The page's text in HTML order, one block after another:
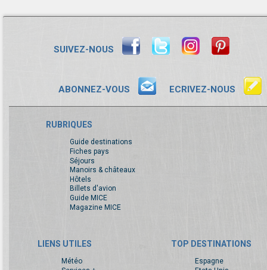
SUIVEZ-NOUS
ABONNEZ-VOUS ECRIVEZ-NOUS
RUBRIQUES
Guide destinations
Fiches pays
Séjours
Manoirs & châteaux
Hôtels
Billets d'avion
Guide MICE
Magazine MICE
LIENS UTILES
Météo
TOP DESTINATIONS
Espagne